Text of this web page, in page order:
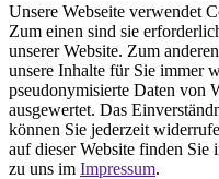
Unsere Webseite verwendet
Zum einen sind sie
unserer Website. Zum
unsere Inhalte für Sie immer
pseudonymisierte Daten von
ausgewertet. Das
können Sie jederzeit
auf dieser Website finden Sie
zu uns im Impressum.